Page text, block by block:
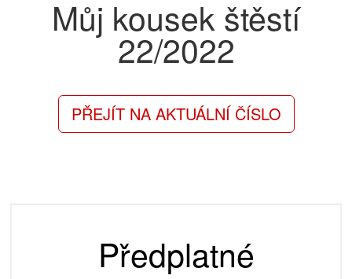
Můj kousek štěstí
22/2022
PŘEJÍT NA AKTUÁLNÍ ČÍSLO
Předplatné